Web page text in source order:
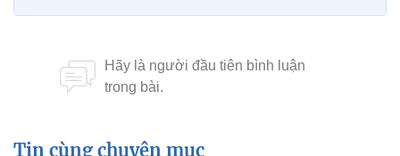
Tin cùng chuyên mục